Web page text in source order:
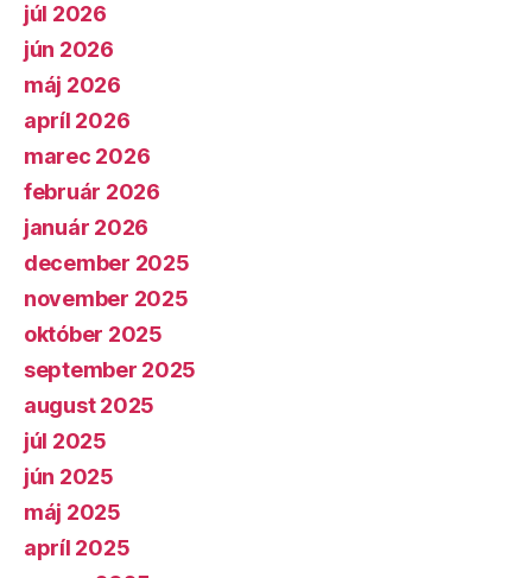
júl 2026
jún 2026
máj 2026
apríl 2026
marec 2026
február 2026
január 2026
december 2025
november 2025
október 2025
september 2025
august 2025
júl 2025
jún 2025
máj 2025
apríl 2025